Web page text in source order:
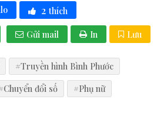
2 thích
Gửi mail In Lưu
#Truyền hình Bình Phước
đổi số
#Phụ nữ